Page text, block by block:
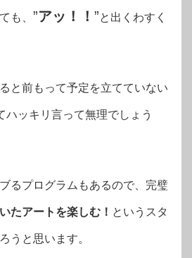
も、 ”アッ！！ ”と出くわすく
と前もって予定を立てていない
ハッキリ言って無理でしょう
るプログラムもあるので、完璧
たアートを楽しむ！ というスタ
うと思います。